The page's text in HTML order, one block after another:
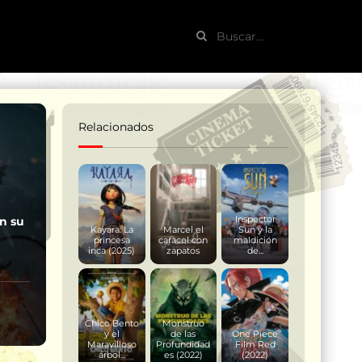
su
Relacionados
Kayara: La
princesa
inca (2025)
Marcel el
caracol con
zapatos
Inspector
Sun y la
maldición
de...
Chico Bento
y el
Maravilloso
árbol...
Monstruo
de las
Profundidad
es (2022)
One Piece
Film Red
(2022)